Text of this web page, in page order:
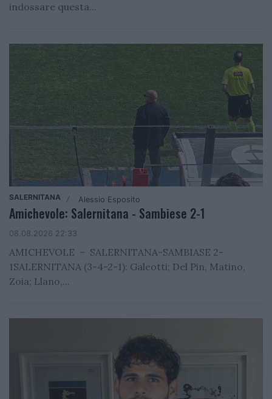
indossare questa...
SALERNITANA / Alessio Esposito
Amichevole: Salernitana - Sambiese 2-1
08.08.2026 22:33
AMICHEVOLE – SALERNITANA-SAMBIASE 2-
1SALERNITANA (3-4-2-1): Galeotti; Del Pin, Matino,
Zoia; Llano,...